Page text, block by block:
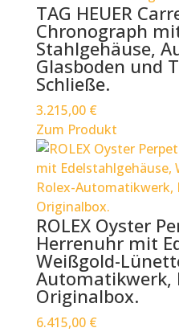
TAG HEUER
Chronograph
Stahlgehäuse,
Glasboden und
Schließe.
3.215,00 €
Zum Produkt
ROLEX Oyster
Herrenuhr mit
Weißgold-
Automatikwerk,
Originalbox.
6.415,00 €